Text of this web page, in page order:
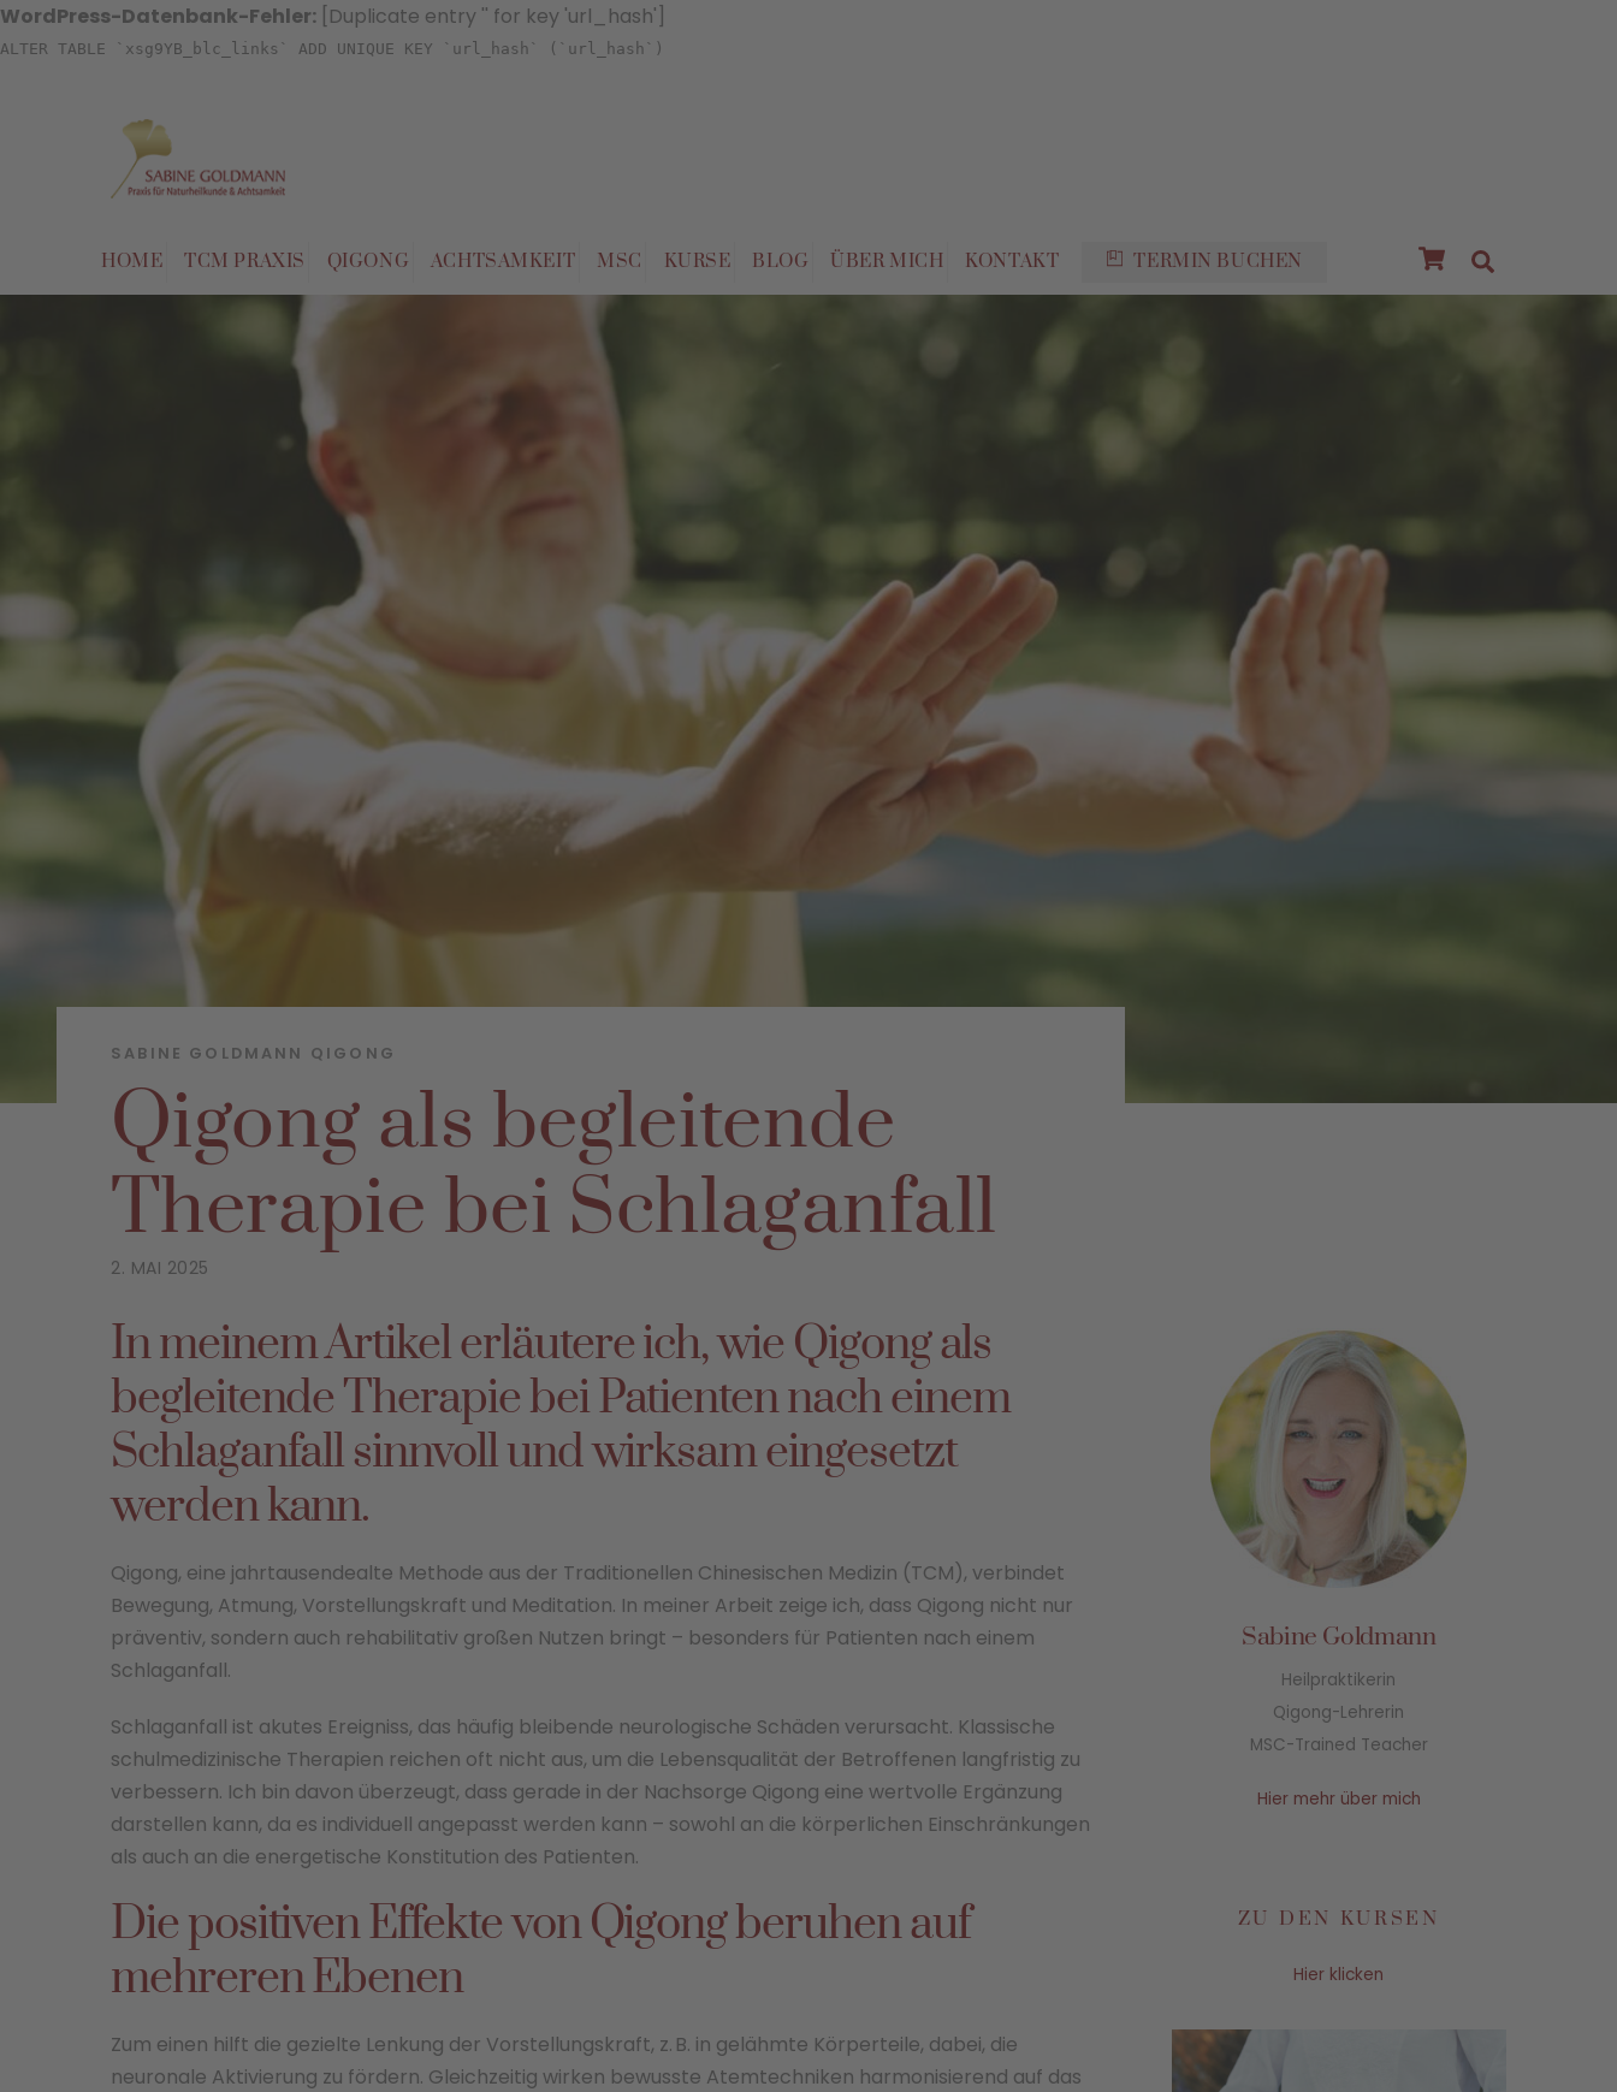
WordPress-Datenbank-Fehler: [Duplicate entry '' for key 'url_hash']
ALTER TABLE `xsg9YB_blc_links` ADD UNIQUE KEY `url_hash` (`url_hash`)
CartSuche
HOME TCM PRAXIS QIGONG ACHTSAMKEIT MSC KURSE BLOG ÜBER MICH KONTAKT TERMIN BUCHEN
2. MAI 2025
Qigong als begleitende
Therapie bei Schlaganfall
SABINE GOLDMANN QIGONG
In meinem Artikel erläutere ich, wie Qigong als
begleitende Therapie bei Patienten nach einem
Schlaganfall sinnvoll und wirksam eingesetzt
werden kann.
Qigong, eine jahrtausendealte Methode aus der Traditionellen Chinesischen Medizin (TCM), verbindet
Bewegung, Atmung, Vorstellungskraft und Meditation. In meiner Arbeit zeige ich, dass Qigong nicht nur
präventiv, sondern auch rehabilitativ großen Nutzen bringt – besonders für Patienten nach einem
Schlaganfall.
Schlaganfall ist akutes Ereigniss, das häufig bleibende neurologische Schäden verursacht. Klassische
schulmedizinische Therapien reichen oft nicht aus, um die Lebensqualität der Betroffenen langfristig zu
verbessern. Ich bin davon überzeugt, dass gerade in der Nachsorge Qigong eine wertvolle Ergänzung
darstellen kann, da es individuell angepasst werden kann – sowohl an die körperlichen Einschränkungen
als auch an die energetische Konstitution des Patienten.
Die positiven Effekte von Qigong beruhen auf
mehreren Ebenen
Zum einen hilft die gezielte Lenkung der Vorstellungskraft, z. B. in gelähmte Körperteile, dabei, die
neuronale Aktivierung zu fördern. Gleichzeitig wirken bewusste Atemtechniken harmonisierend auf das
Sabine Goldmann
Heilpraktikerin
Qigong-Lehrerin
MSC-Trained Teacher
Hier mehr über mich
ZU DEN KURSEN
Hier klicken